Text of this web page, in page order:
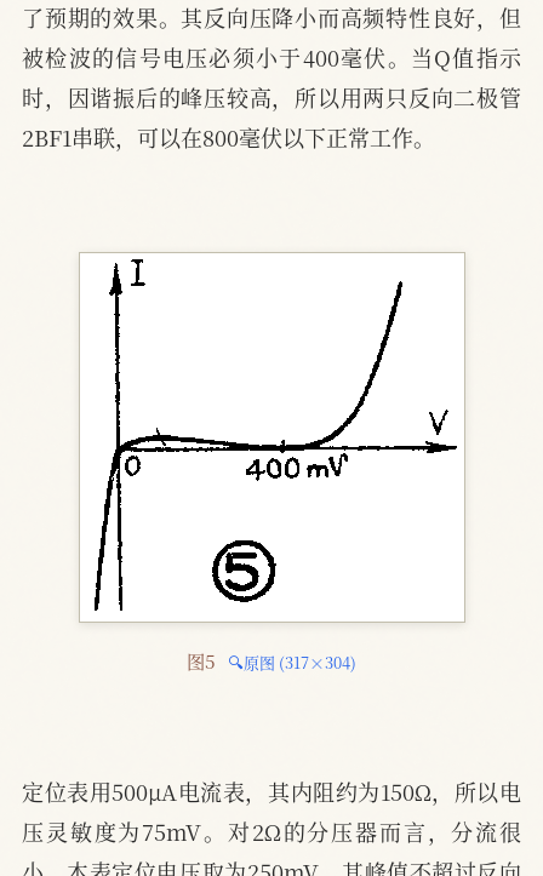
了预期的效果。其反向压降小而高频特性良好，但
被检波的信号电压必须小于400毫伏。当Q值指示
时，因谐振后的峰压较高，所以用两只反向二极管
2BF1串联，可以在800毫伏以下正常工作。
图5 🔍原图 (317×304)
定位表用500μA电流表，其内阻约为150Ω，所以电
压灵敏度为75mV。对2Ω的分压器而言，分流很